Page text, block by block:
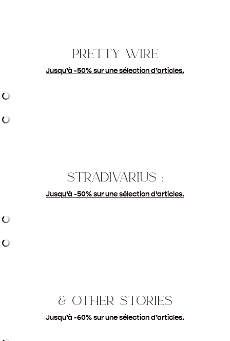
pretty wire
Jusqu’à -50% sur une sélection d’articles.
stradivarius :
Jusqu’à -50% sur une sélection d’articles.
& other stories
Jusqu’à -60% sur une sélection d’articles.